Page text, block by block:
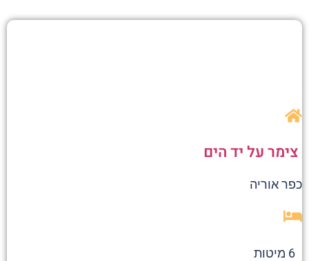
צימר על יד הים
כפר אוריה
6 מיטות